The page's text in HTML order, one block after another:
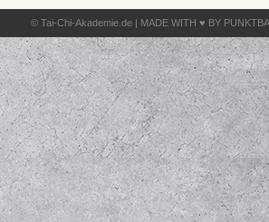
© Tai-Chi-Akademie.de | MADE WITH ♥ BY
Datenschutz
Impressum Kontakt